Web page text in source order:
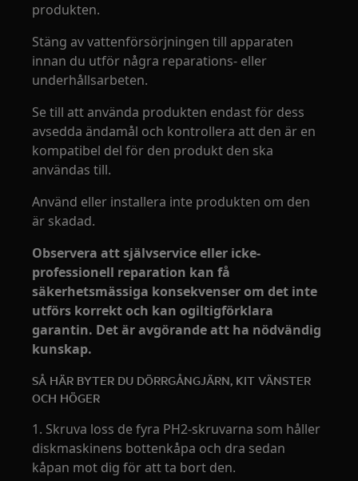
produkten.
Stäng av vattenförsörjningen till apparaten
innan du utför några reparations- eller
underhållsarbeten.
Se till att använda produkten endast för dess
avsedda ändamål och kontrollera att den är en
kompatibel del för den produkt den ska
användas till.
Använd eller installera inte produkten om den
är skadad.
Observera att självservice eller icke-
professionell reparation kan få
säkerhetsmässiga konsekvenser om det inte
utförs korrekt och kan ogiltigförklara
garantin. Det är avgörande att ha nödvändig
kunskap.
SÅ HÄR BYTER DU DÖRRGÅNGJÄRN, KIT VÄNSTER
OCH HÖGER
1. Skruva loss de fyra PH2-skruvarna som håller
diskmaskinens bottenkåpa och dra sedan
kåpan mot dig för att ta bort den.